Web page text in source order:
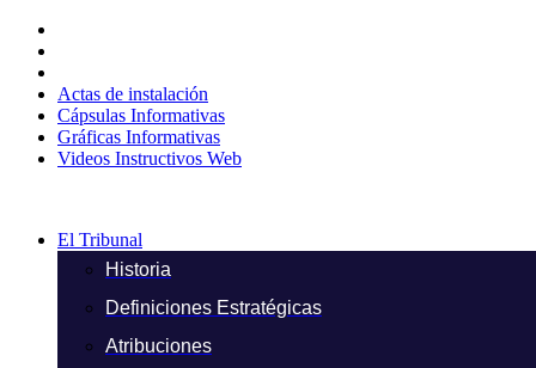
contenido
Actas de instalación
Cápsulas Informativas
Gráficas Informativas
Videos Instructivos Web
El Tribunal
Historia
Definiciones Estratégicas
Atribuciones